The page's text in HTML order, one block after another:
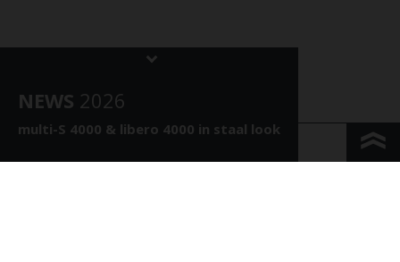
NEWS 2026
multi-S 4000 & libero 4000 in staal look